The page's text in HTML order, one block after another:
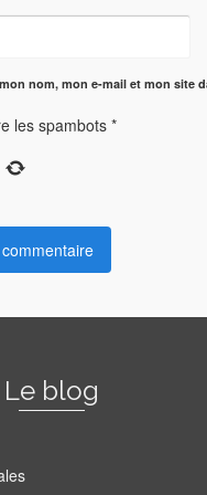
nom, mon e-mail et mon site
les spambots *
Le blog